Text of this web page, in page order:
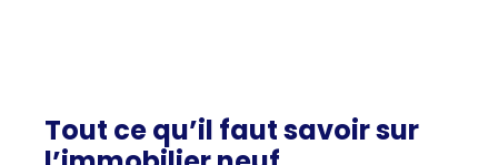
Tout ce qu’il faut savoir sur